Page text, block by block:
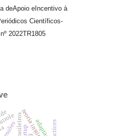
deApoio e Incentivo à
Científicos-
2022TR1805